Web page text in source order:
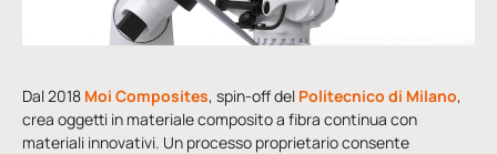
Dal 2018 Moi Composites, spin-off del Politecnico di Milano,
crea oggetti in materiale composito a fibra continua con
materiali innovativi. Un processo proprietario consente